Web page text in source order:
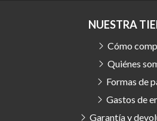
NUESTRA
Cómo
Quiénes
Formas de
Gastos de
Garantía y